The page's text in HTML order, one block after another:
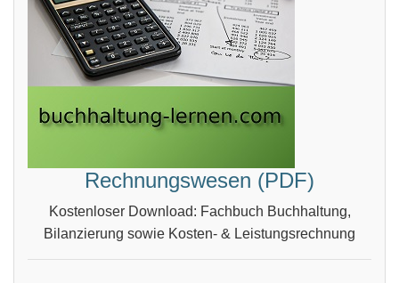
Rechnungswesen (PDF)
Kostenloser Download: Fachbuch Buchhaltung,
Bilanzierung sowie Kosten- & Leistungsrechnung